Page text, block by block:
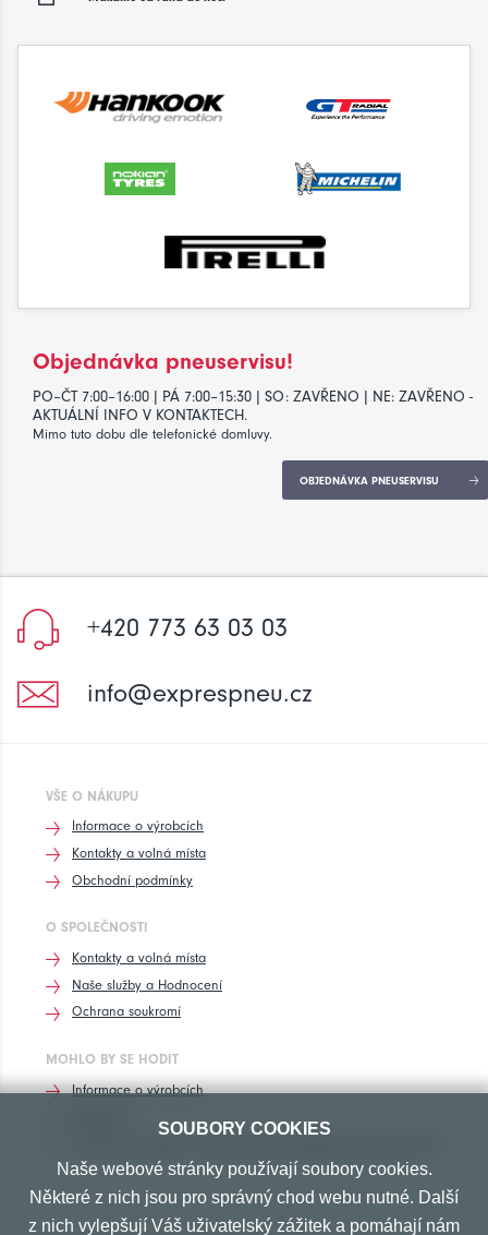
Objednávka pneuservisu!
PO–ČT 7:00–16:00 | PÁ 7:00–15:30 | SO: ZAVŘENO | NE: ZAVŘENO -
AKTUÁLNÍ INFO V KONTAKTECH.
Mimo tuto dobu dle telefonické domluvy.
OBJEDNÁVKA PNEUSERVISU
+420 773 63 03 03
info@exprespneu.cz
VŠE O NÁKUPU
Informace o výrobcích
Kontakty a volná místa
Obchodní podmínky
O SPOLEČNOSTI
Kontakty a volná místa
Naše služby a Hodnocení
Ochrana soukromí
MOHLO BY SE HODIT
Informace o výrobcích
SOUBORY COOKIES
Naše webové stránky používají soubory cookies.
Některé z nich jsou pro správný chod webu nutné. Další
z nich vylepšují Váš uživatelský zážitek a pomáhají nám